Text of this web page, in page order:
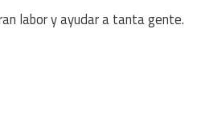
labor y ayudar a tanta gente.